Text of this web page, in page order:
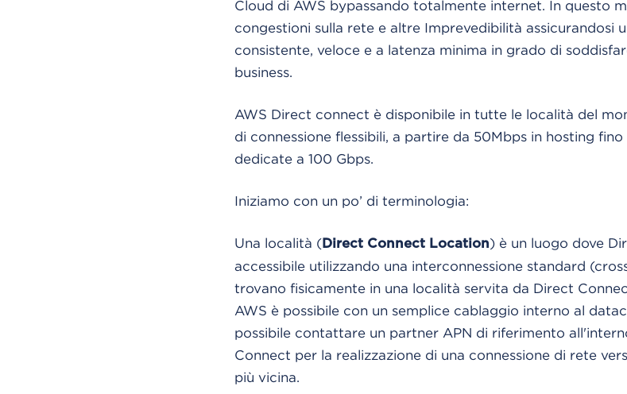
Cloud di AWS bypassando totalmente internet. In questo
congestioni sulla rete e altre Imprevedibilità assicurandosi
consistente, veloce e a latenza minima in grado di
business.
AWS Direct connect è disponibile in tutte le località del
di connessione flessibili, a partire da 50Mbps in hosting
dedicate a 100 Gbps.
Iniziamo con un po’ di terminologia:
Una località (Direct Connect Location) è un luogo dove
accessibile utilizzando una interconnessione standard
trovano fisicamente in una località servita da Direct
AWS è possibile con un semplice cablaggio interno al
possibile contattare un partner APN di riferimento
Connect per la realizzazione di una connessione di rete
più vicina.